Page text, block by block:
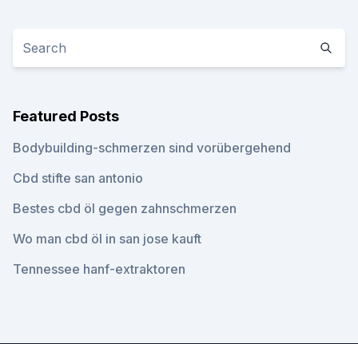
Featured Posts
Bodybuilding-schmerzen sind vorübergehend
Cbd stifte san antonio
Bestes cbd öl gegen zahnschmerzen
Wo man cbd öl in san jose kauft
Tennessee hanf-extraktoren